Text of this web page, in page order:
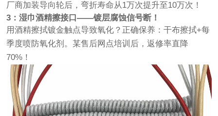
厂商加装导向轮后，弯折寿命从1万次提升至10万次！
3：湿巾酒精擦接口——镀层腐蚀信号断！
用酒精擦拭镀金触点导致氧化？正确保养：干布擦拭+每
季度喷防氧化剂。某售后网点培训后，返修率直降
70%！